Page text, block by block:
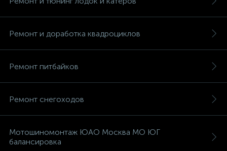
Ремонт и доработка квадроциклов
Ремонт питбайков
Ремонт снегоходов
Мотошиномонтаж ЮАО Москва МО ЮГ
балансировка